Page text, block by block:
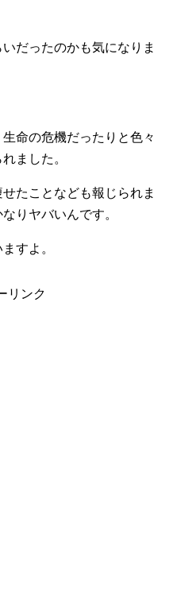
だったのかも気になりま
生命の危機だったりと色々
ました。
たことなども報じられま
りヤバいんです。
すよ。
リンク